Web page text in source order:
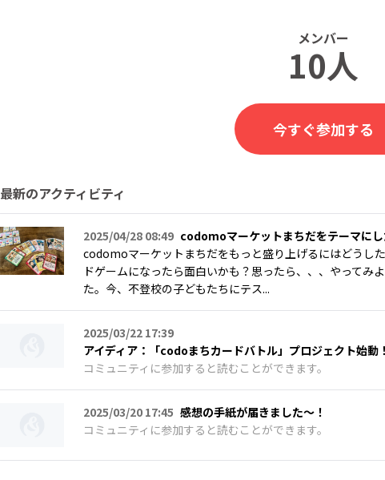
メンバー
10人
今すぐ参加する
最新のアクティビティ
2025/04/28 08:49 codomoマーケットまちだをテーマに
codomoマーケットまちだをもっと盛り上げるにはどうし
ドゲームになったら面白いかも？思ったら、、、やってみ
た。今、不登校の子どもたちにテス...
2025/03/22 17:39
アイディア：「codoまちカードバトル」プロジェクト始動
コミュニティに参加すると読むことができます。
2025/03/20 17:45 感想の手紙が届きました〜！
コミュニティに参加すると読むことができます。